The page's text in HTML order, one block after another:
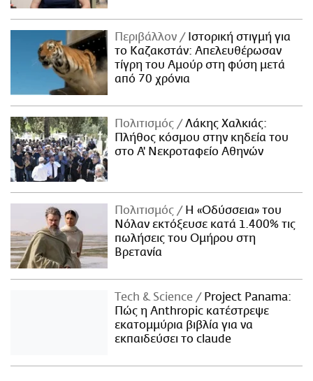
Περιβάλλον
Ιστορική στιγμή για
το Καζακστάν: Απελευθέρωσαν
τίγρη του Αμούρ στη φύση μετά
από 70 χρόνια
Πολιτισμός
Λάκης Χαλκιάς:
Πλήθος κόσμου στην κηδεία του
στο Α' Νεκροταφείο Αθηνών
Πολιτισμός
Η «Οδύσσεια» του
Νόλαν εκτόξευσε κατά 1.400% τις
πωλήσεις του Ομήρου στη
Βρετανία
Τech & Science
Project Panama:
Πώς η Anthropic κατέστρεψε
εκατομμύρια βιβλία για να
εκπαιδεύσει το claude